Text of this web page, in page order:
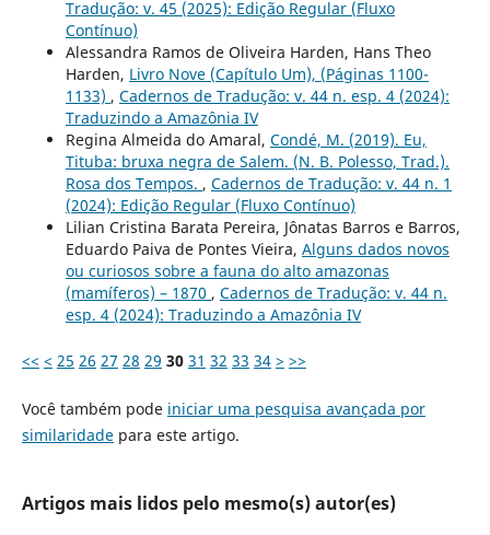
Tradução: v. 45 (2025): Edição Regular (Fluxo
Contínuo)
Alessandra Ramos de Oliveira Harden, Hans Theo
Harden, Livro Nove (Capítulo Um), (Páginas 1100-
1133) , Cadernos de Tradução: v. 44 n. esp. 4 (2024):
Traduzindo a Amazônia IV
Regina Almeida do Amaral, Condé, M. (2019). Eu,
Tituba: bruxa negra de Salem. (N. B. Polesso, Trad.).
Rosa dos Tempos. , Cadernos de Tradução: v. 44 n. 1
(2024): Edição Regular (Fluxo Contínuo)
Lilian Cristina Barata Pereira, Jônatas Barros e Barros,
Eduardo Paiva de Pontes Vieira, Alguns dados novos
ou curiosos sobre a fauna do alto amazonas
(mamíferos) – 1870 , Cadernos de Tradução: v. 44 n.
esp. 4 (2024): Traduzindo a Amazônia IV
<< < 25 26 27 28 29 30 31 32 33 34 > >>
Você também pode iniciar uma pesquisa avançada por
similaridadepara este artigo.
Artigos mais lidos pelo mesmo(s) autor(es)